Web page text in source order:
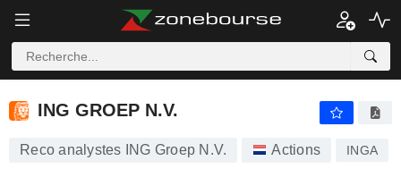
ING GROEP N.V.
ING GROEP N.V.
Reco analystes ING Groep N.V. Actions INGA